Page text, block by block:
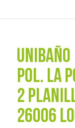
UNIBAÑO
POL. La
2
26006